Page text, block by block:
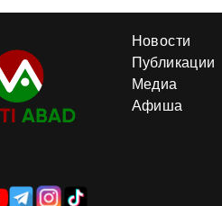
Новости
Публикации
Медиа
Афиша